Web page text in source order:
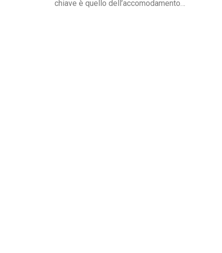
chiave è quello dell’accomodamento